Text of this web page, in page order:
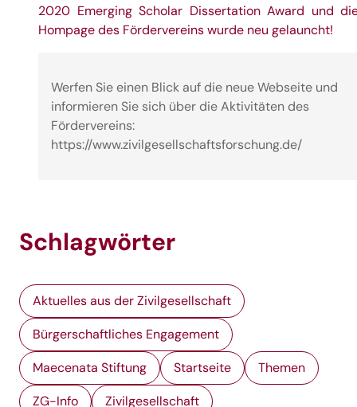
2020 Emerging Scholar Dissertation Award und
Hompage des Fördervereins wurde neu gelauncht!
Werfen Sie einen Blick auf die neue Webseite und
informieren Sie sich über die Aktivitäten des
Fördervereins:
https://www.zivilgesellschaftsforschung.de/
Schlagwörter
Aktuelles aus der Zivilgesellschaft
Bürgerschaftliches Engagement
Maecenata Stiftung Startseite Themen
ZG-Info Zivilgesellschaft